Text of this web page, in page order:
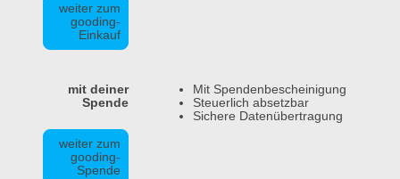
weiter zum
gooding-
Einkauf
mit deiner
Spende
weiter zum
gooding-
Spende
Mit Spendenbescheinigung
Steuerlich absetzbar
Sichere Datenübertragung